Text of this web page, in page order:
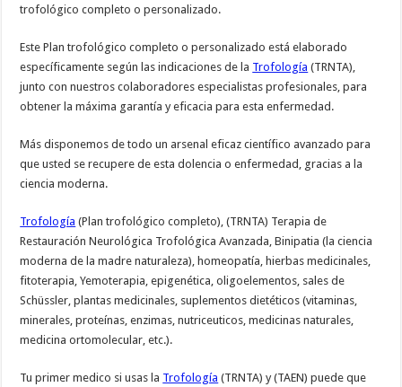
trofológico completo o personalizado.
Este Plan trofológico completo o personalizado está elaborado
específicamente según las indicaciones de la Trofología (TRNTA),
junto con nuestros colaboradores especialistas profesionales, para
obtener la máxima garantía y eficacia para esta enfermedad.
Más disponemos de todo un arsenal eficaz científico avanzado para
que usted se recupere de esta dolencia o enfermedad, gracias a la
ciencia moderna.
Trofología (Plan trofológico completo), (TRNTA) Terapia de
Restauración Neurológica Trofológica Avanzada, Binipatia (la ciencia
moderna de la madre naturaleza), homeopatía, hierbas medicinales,
fitoterapia, Yemoterapia, epigenética, oligoelementos, sales de
Schüssler, plantas medicinales, suplementos dietéticos (vitaminas,
minerales, proteínas, enzimas, nutriceuticos, medicinas naturales,
medicina ortomolecular, etc.).
Tu primer medico si usas la Trofología (TRNTA) y (TAEN) puede que